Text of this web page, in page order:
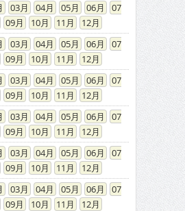
03 04 05 06
07
09 10 11
12
03 04 05 06
07
09 10 11
12
03 04 05 06
07
09 10 11
12
03 04 05 06
07
09 10 11
12
03 04 05 06
07
09 10 11
12
03 04 05 06
07
09 10 11
12